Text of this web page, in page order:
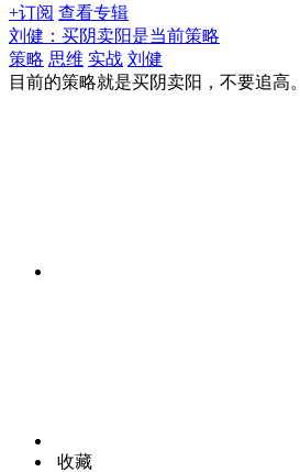
+订阅 查看专辑
刘健：买阴卖阳是当前策略
策略 思维 实战 刘健
目前的策略就是买阴卖阳，不要追高。
收藏